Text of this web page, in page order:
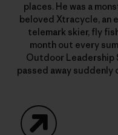
places. He was a
beloved Xtracycle, an
telemark skier, fly
month out every
Outdoor Leadership
passed away suddenly